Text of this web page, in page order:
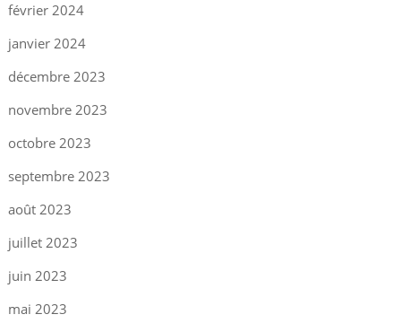
février 2024
janvier 2024
décembre 2023
novembre 2023
octobre 2023
septembre 2023
août 2023
juillet 2023
juin 2023
mai 2023